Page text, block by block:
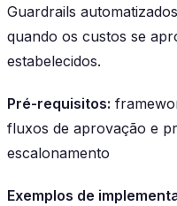
Guardrails
quando os custos se
estabelecidos.
Pré-requisitos:
fluxos de aprovação e
escalonamento
Exemplos de